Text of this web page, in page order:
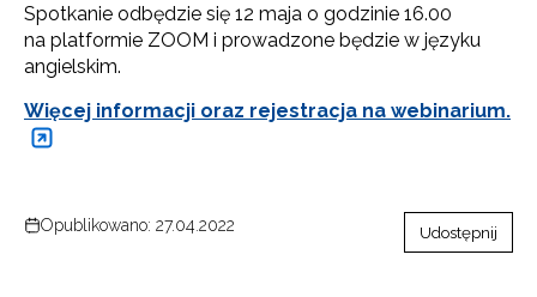
Spotkanie odbędzie się 12 maja o godzinie 16.00
na platformie ZOOM i prowadzone będzie w języku
angielskim.
Więcej informacji oraz rejestracja na webinarium.
Opublikowano: 27.04.2022 Udostępnij